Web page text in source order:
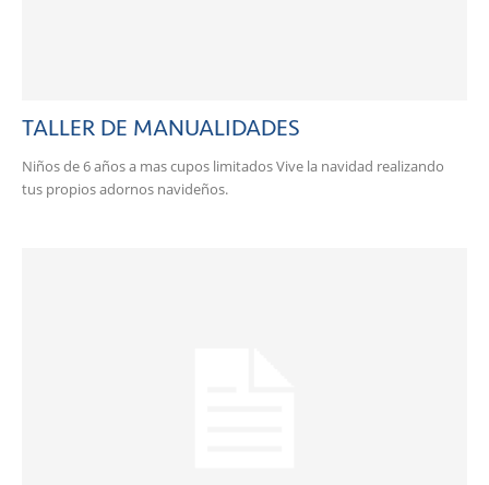
TALLER DE MANUALIDADES
Niños de 6 años a mas cupos limitados Vive la navidad realizando
tus propios adornos navideños.